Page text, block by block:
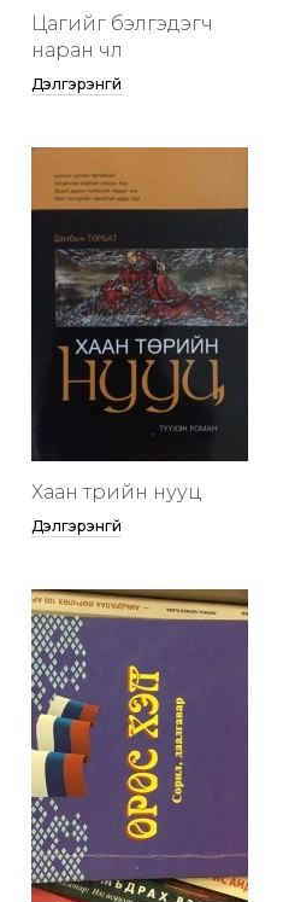
Цагийг бэлгэдэгч
наран чөлөө
Дэлгэрэнгүй
Хаан төрийн нууц
Дэлгэрэнгүй